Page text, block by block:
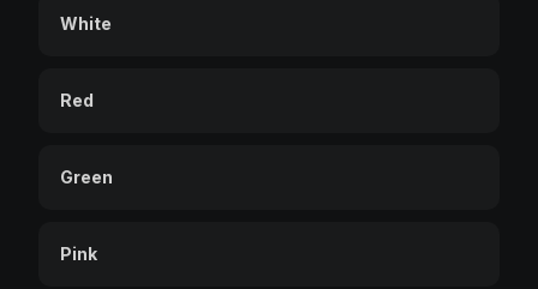
White
Red
Green
Pink